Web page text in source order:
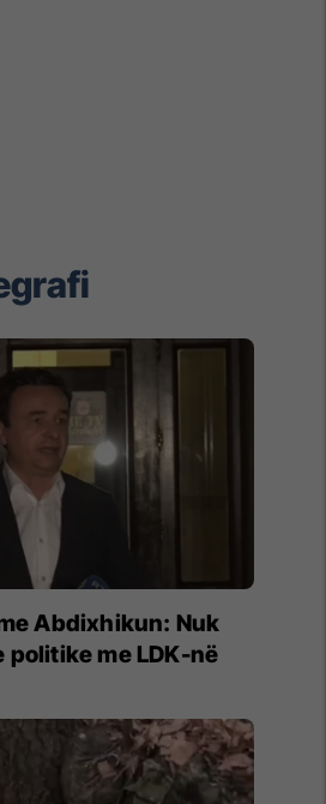
Abdixhikun: Nuk
politike me LDK-në